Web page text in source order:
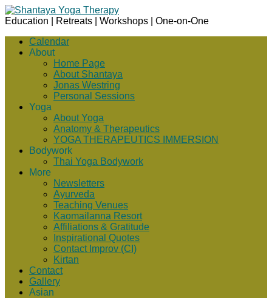
Education | Retreats | Workshops | One-on-One
Calendar
About
Home Page
About Shantaya
Jonas Westring
Personal Sessions
Yoga
About Yoga
Anatomy & Therapeutics
YOGA THERAPEUTICS IMMERSION
Bodywork
Thai Yoga Bodywork
More
Newsletters
Ayurveda
Teaching Venues
Kaomailanna Resort
Affiliations & Gratitude
Inspirational Quotes
Contact Improv (CI)
Kirtan
Contact
Gallery
Asian